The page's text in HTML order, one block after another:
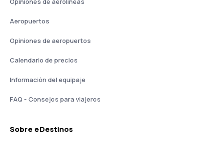
Aeropuertos
Opiniones de aeropuertos
Calendario de precios
Información del equipaje
FAQ - Consejos para viajeros
Sobre eDestinos